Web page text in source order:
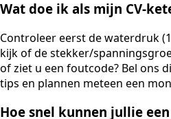
Wat doe ik als mijn CV-
Controleer eerst de waterdruk
kijk of de stekker/
of ziet u een foutcode? Bel ons
tips en plannen meteen een
Hoe snel kunnen jullie